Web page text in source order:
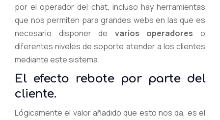
por el operador del chat, incluso hay herramientas
que nos permiten para grandes webs en las que es
necesario disponer de varios operadores o
diferentes niveles de soporte atender a los clientes
mediante este sistema.
El efecto rebote por parte del
cliente.
Lógicamente el valor añadido que esto nos da, es el